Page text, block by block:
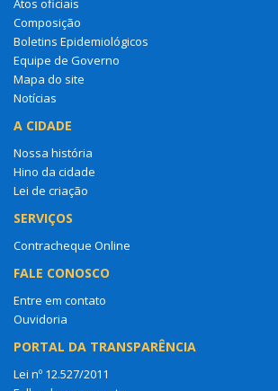
Atos oficiais
Composição
Boletins Epidemiológicos
Equipe de Governo
Mapa do site
Notícias
A CIDADE
Nossa história
Hino da cidade
Lei de criação
SERVIÇOS
Contracheque Online
FALE CONOSCO
Entre em contato
Ouvidoria
PORTAL DA TRANSPARÊNCIA
Lei nº 12.527/2011